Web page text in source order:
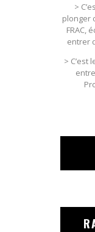
>
plonger
FRAC,
entrer
> C’est